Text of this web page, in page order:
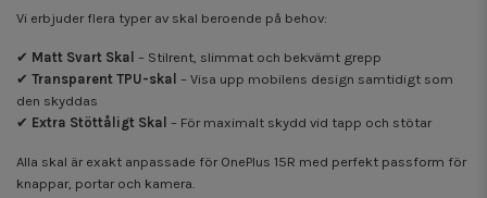
Vi erbjuder flera typer av skal beroende på behov:
✔ Matt Svart Skal – Stilrent, slimmat och bekvämt grepp
✔ Transparent TPU-skal – Visa upp mobilens design samtidigt som
den skyddas
✔ Extra Stöttåligt Skal – För maximalt skydd vid tapp och stötar
Alla skal är exakt anpassade för OnePlus 15R med perfekt passform för
knappar, portar och kamera.